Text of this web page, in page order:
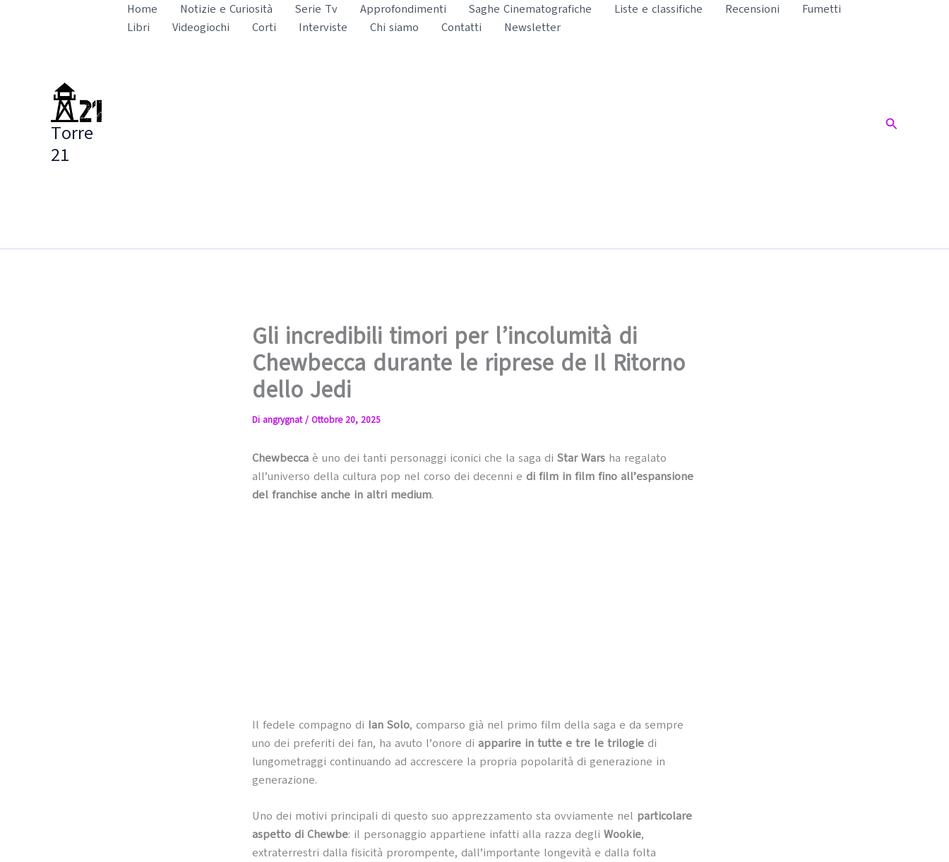
Torre
21
Home Notizie e Curiosità Serie Tv Approfondimenti Saghe Cinematografiche Liste e classifiche Recensioni
Fumetti
Libri
Videogiochi Corti Interviste Chi siamo Contatti Newsletter
Cerca
Gli incredibili timori per l’incolumità di
Chewbecca durante le riprese de Il Ritorno
dello Jedi
Di angrygnat/ Ottobre 20, 2025
Chewbecca è uno dei tanti personaggi iconici che la saga di Star Wars ha regalato
all’universo della cultura pop nel corso dei decenni e di film in film fino all’espansione
del franchise anche in altri medium.
Il fedele compagno di Ian Solo, comparso già nel primo film della saga e da sempre
uno dei preferiti dei fan, ha avuto l’onore di apparire in tutte e tre le trilogie di
lungometraggi continuando ad accrescere la propria popolarità di generazione in
generazione.
Uno dei motivi principali di questo suo apprezzamento sta ovviamente nel particolare
aspetto di Chewbe: il personaggio appartiene infatti alla razza degli Wookie,
extraterrestri dalla fisicità prorompente, dall’importante longevità e dalla folta